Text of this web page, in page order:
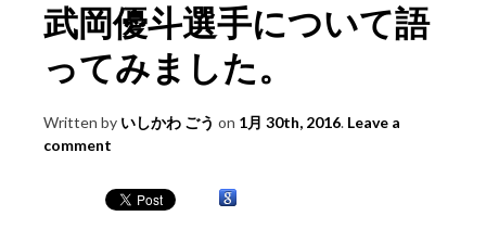
武岡優斗選手について語
ってみました。
Written by いしかわ ごう on 1月 30th, 2016. Leave a
comment